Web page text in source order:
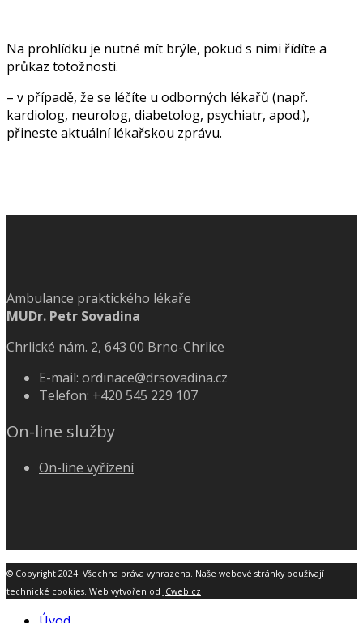
Na prohlídku je nutné mít brýle, pokud s nimi řídíte a
průkaz totožnosti.
– v případě, že se léčíte u odborných lékařů (např.
kardiolog, neurolog, diabetolog, psychiatr, apod.),
přineste aktuální lékařskou zprávu.
Ambulance praktického lékaře
MUDr. Petr Sovadina
Chrlické nám. 2, 643 00 Brno-Chrlice
E-mail: ordinace@drsovadina.cz
Telefon: +420 545 229 107
On-line služby
On-line vyřízení
© Copyright 2024. Všechna práva vyhrazena. Naše webové stránky používají
technické cookies. Web vytvořen od JCweb.cz